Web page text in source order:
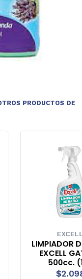
PRODUCTOS DE
LIMPIADOR
EXCELL
500cc.